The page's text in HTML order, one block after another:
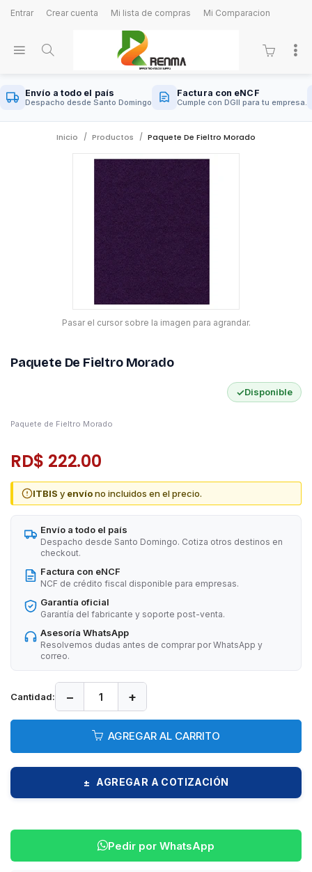
Entrar Crear cuenta Mi lista de compras Mi Comparacion
Envío a todo el país
Despacho desde Santo Domingo
Factura con eNCF
Cumple con DGII para tu empresa.
Inicio Productos Paquete De Fieltro Morado
Pasar el cursor sobre la imagen para agrandar.
Paquete De Fieltro Morado
✓Disponible
Paquete de Fieltro Morado
RD$ 222.00
ITBIS y envíono incluidos en el precio.
Envío a todo el país
Despacho desde Santo Domingo. Cotiza otros destinos en
checkout.
Factura con eNCF
NCF de crédito fiscal disponible para empresas.
Garantía oficial
Garantía del fabricante y soporte post-venta.
Asesoría WhatsApp
Resolvemos dudas antes de comprar por WhatsApp y
correo.
Cantidad: − +
AGREGAR AL CARRITO
± AGREGAR A COTIZACIÓN
Pedir por WhatsApp